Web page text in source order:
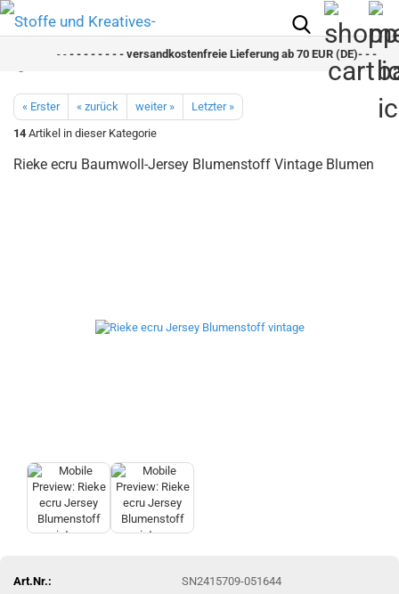
- - - - - - - - versandkostenfreie Lieferung ab 70 EUR (DE)- - - - - -
« Erster « zurück weiter »
Letzter »
14 Artikel in dieser Kategorie
Rieke ecru Baumwoll-Jersey Blumenstoff Vintage Blumen
Art.Nr.:
SN2415709-051644